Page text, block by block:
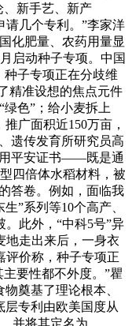
、新手艺、新产
请几个专利。”李家洋
化肥量、农药用量显
启动种子专项。中国
子专项正在分歧维
精准设想的焦点元件
色”；给小麦拆上
广面积近150万亩，
遗传发育所研究员高
用平安证书——既是通
四倍体水稻材料，被
答卷。例如，面临我
”系列等10个高产、
此外，“中科5号”异
地走出来后，一身衣
评价称，种子专项正
要性都不外度。”瞿
奠基了理论根本、
专利由欧美国度从
并将其定名为